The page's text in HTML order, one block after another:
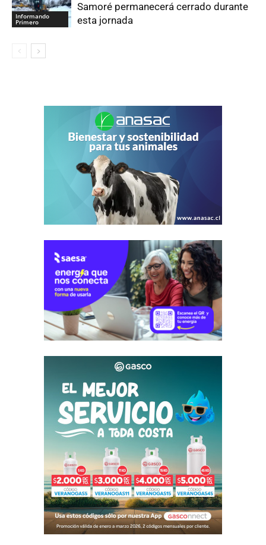
Informando
Primero
Samoré permanecerá cerrado durante
esta jornada